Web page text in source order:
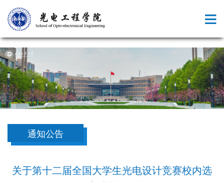
通知公告
关于第十二届全国大学生光电设计竞赛校内选